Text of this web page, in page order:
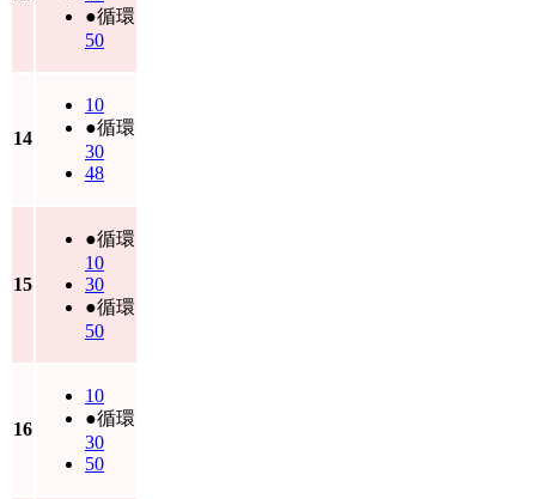
●循環
50
14
10
●循環
30
48
15
●循環
10
30
●循環
50
16
10
●循環
30
50